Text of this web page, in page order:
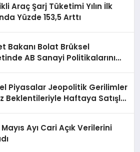
Araç Şarj Tüketimi Yılın İlk
Yüzde 153,5 Arttı
Bakanı Bolat Brüksel
AB Sanayi Politikalarını
Piyasalar Jeopolitik Gerilimler
Beklentileriyle Haftaya Satışla
Mayıs Ayı Cari Açık Verilerini